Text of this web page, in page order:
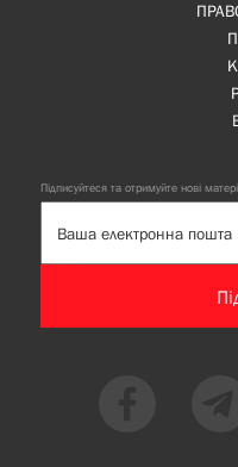
Підписуйтеся та отримуйте нові